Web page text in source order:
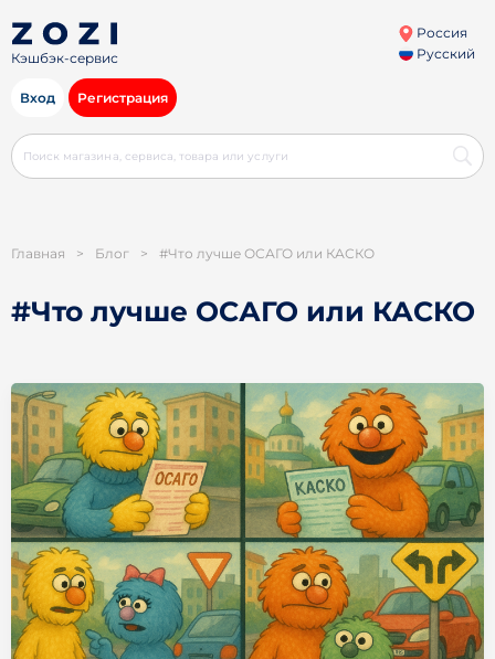
Кэшбэк-сервис
Россия
Русский
Вход Регистрация
Главная > Блог > #Что лучше ОСАГО или КАСКО
#Что лучше ОСАГО или КАСКО